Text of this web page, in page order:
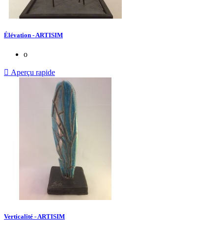
Élévation - ARTISIM
o
 Aperçu rapide
Verticalité - ARTISIM